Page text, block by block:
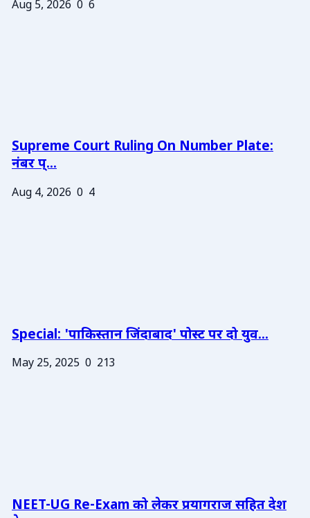
Aug 5, 2026 0 6
Supreme Court Ruling On Number Plate:
नंबर प्...
Aug 4, 2026 0 4
Special: 'पाकिस्तान जिंदाबाद' पोस्ट पर दो युव...
May 25, 2025 0 213
NEET-UG Re-Exam को लेकर प्रयागराज सहित देश